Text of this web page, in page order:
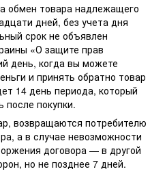
обмен товара надлежащего
дней, без учета дня
срок не объявлен
«О защите прав
день, когда вы можете
и принять обратно товар
14 день периода, который
покупки.
возвращаются потребителю
а в случае невозможности
договора — в другой
но не позднее 7 дней.